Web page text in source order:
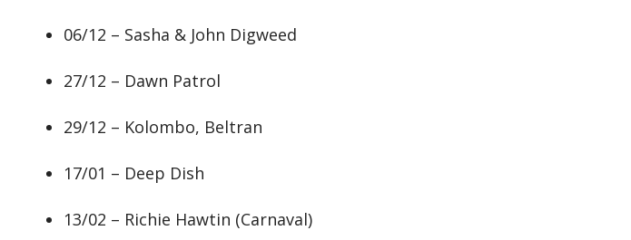
06/12 – Sasha & John Digweed
27/12 – Dawn Patrol
29/12 – Kolombo, Beltran
17/01 – Deep Dish
13/02 – Richie Hawtin (Carnaval)